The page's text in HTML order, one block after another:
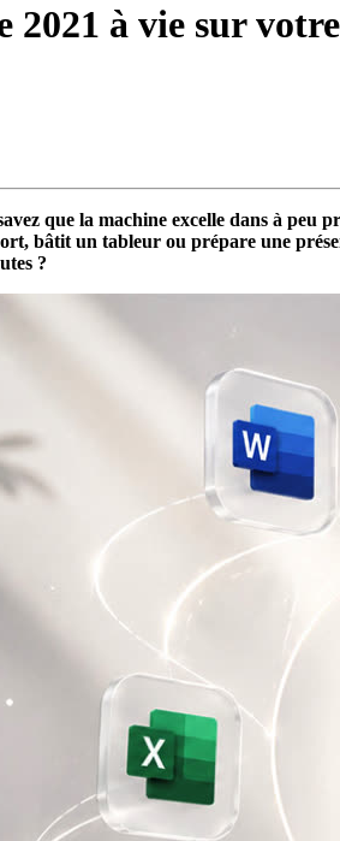
à vie sur
que la machine excelle dans à
bâtit un tableur ou prépare une
?